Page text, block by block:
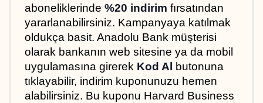
aboneliklerinde %20 indirim fırsatından
yararlanabilirsiniz. Kampanyaya katılmak
oldukça basit. Anadolu Bank müşterisi
olarak bankanın web sitesine ya da mobil
uygulamasına girerek Kod Al
butonuna
tıklayabilir, indirim kuponunuzu hemen
alabilirsiniz. Bu kuponu Harvard Business